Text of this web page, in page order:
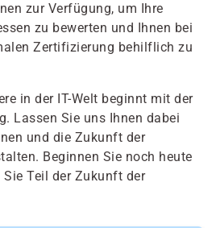
zur Verfügung, um Ihre
zu bewerten und Ihnen bei
Zertifizierung behilflich zu
in der IT-Welt beginnt mit der
Lassen Sie uns Ihnen dabei
und die Zukunft der
Beginnen Sie noch heute
Sie Teil der Zukunft der